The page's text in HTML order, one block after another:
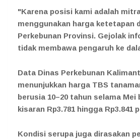
"Karena posisi kami adalah
menggunakan harga ketetapan
Perkebunan Provinsi. Gejolak
tidak membawa pengaruh ke
Data Dinas Perkebunan
menunjukkan harga TBS
berusia 10–20 tahun selama Mei
kisaran Rp3.781 hingga Rp3.841
Kondisi serupa juga dirasakan